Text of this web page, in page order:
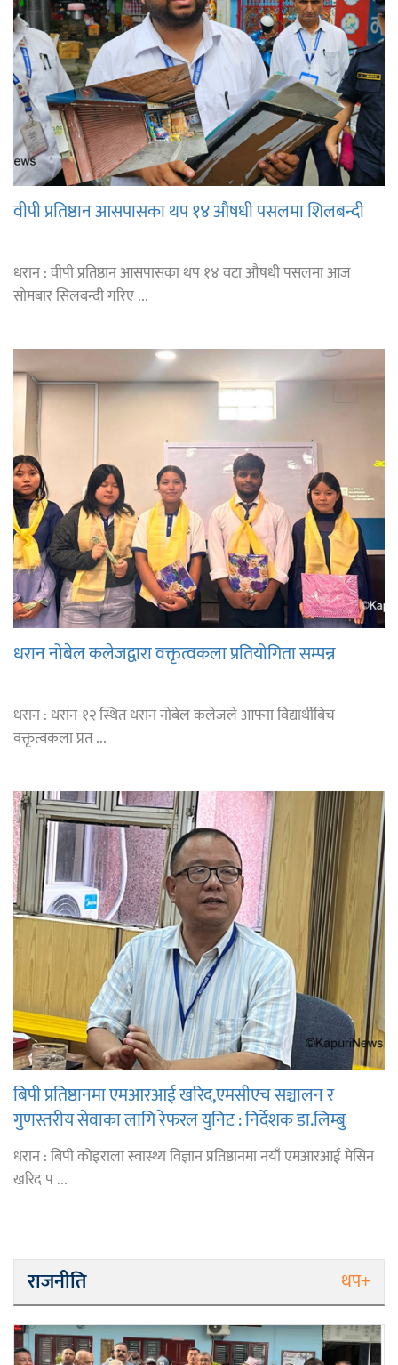
वीपी प्रतिष्ठान आसपासका थप १४ औषधी पसलमा शिलबन्दी
धरान : वीपी प्रतिष्ठान आसपासका थप १४ वटा औषधी पसलमा आज
सोमबार सिलबन्दी गरिए ...
धरान नोबेल कलेजद्वारा वक्तृत्वकला प्रतियोगिता सम्पन्न
धरान : धरान-१२ स्थित धरान नोबेल कलेजले आफ्ना विद्यार्थीबिच
वक्तृत्वकला प्रत ...
बिपी प्रतिष्ठानमा एमआरआई खरिद,एमसीएच सञ्चालन र
गुणस्तरीय सेवाका लागि रेफरल युनिट : निर्देशक डा.लिम्बु
धरान : बिपी कोइराला स्वास्थ्य विज्ञान प्रतिष्ठानमा नयाँ एमआरआई मेसिन
खरिद प ...
राजनीति थप+